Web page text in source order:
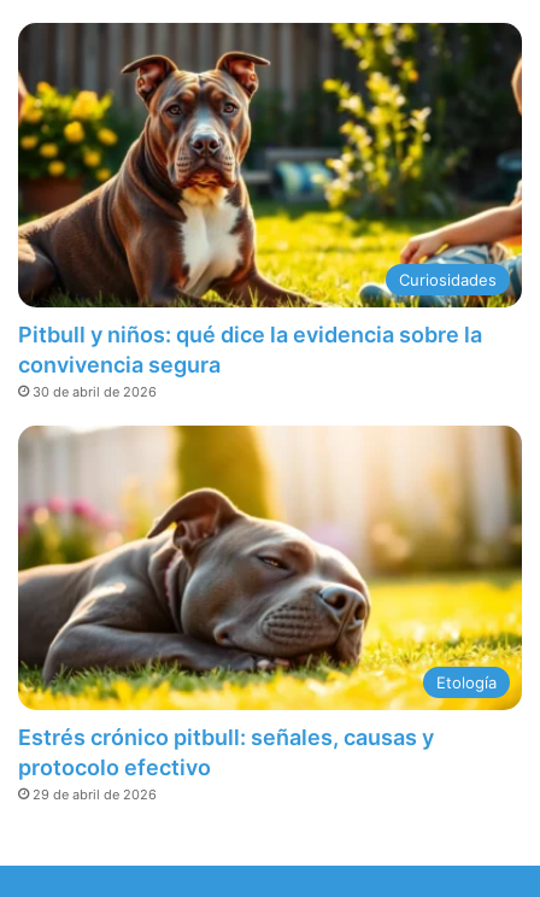
Curiosidades
Pitbull y niños: qué dice la evidencia sobre la
convivencia segura
30 de abril de 2026
Etología
Estrés crónico pitbull: señales, causas y
protocolo efectivo
29 de abril de 2026